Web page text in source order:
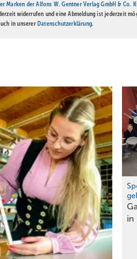
Marken der Alfons W. Gentner Verlag GmbH & Co.
widerrufen und eine Abmeldung ist jederzeit
in unserer Datenschutzerklärung.
in